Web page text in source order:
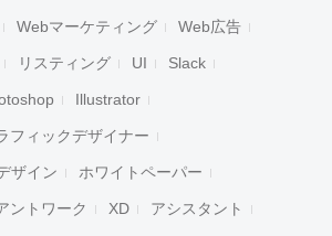
Webマーケティング Web広告
リスティング UI Slack
Illustrator
フィックデザイナー
ザイン ホワイトペーパー
ントワーク XD アシスタント